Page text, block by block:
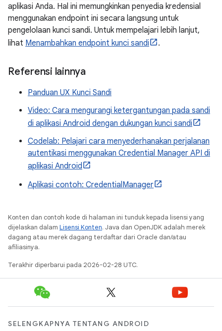
aplikasi Anda. Hal ini memungkinkan penyedia kredensial
menggunakan endpoint ini secara langsung untuk
pengelolaan kunci sandi. Untuk mempelajari lebih lanjut,
lihat Menambahkan endpoint kunci sandi .
Referensi lainnya
Panduan UX Kunci Sandi
Video: Cara mengurangi ketergantungan pada sandi
di aplikasi Android dengan dukungan kunci sandi
Codelab: Pelajari cara menyederhanakan perjalanan
autentikasi menggunakan Credential Manager API di
aplikasi Android
Aplikasi contoh: CredentialManager
Konten dan contoh kode di halaman ini tunduk kepada lisensi yang
dijelaskan dalam Lisensi Konten. Java dan OpenJDK adalah merek
dagang atau merek dagang terdaftar dari Oracle dan/atau
afiliasinya.
Terakhir diperbarui pada 2026-02-28 UTC.
SELENGKAPNYA TENTANG ANDROID